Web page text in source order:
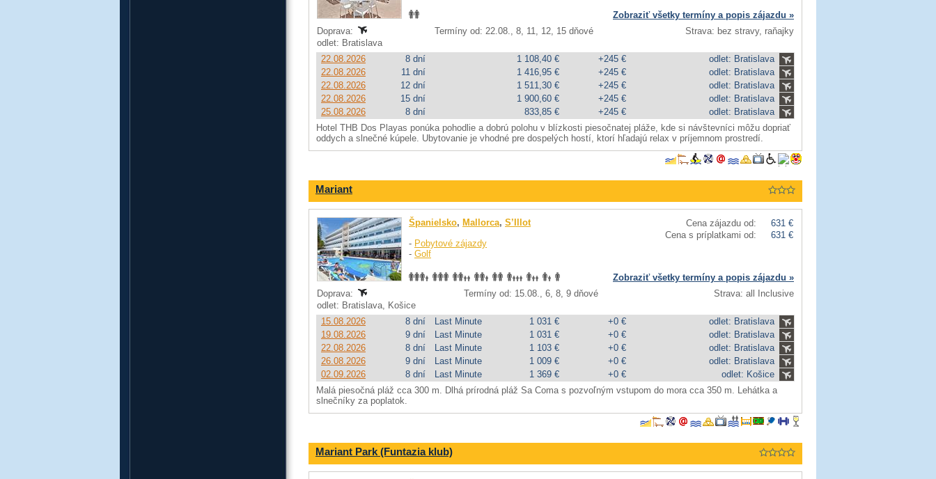
Zobraziť všetky termíny a popis zájazdu »
Doprava:
Termíny od: 22.08., 8, 11, 12, 15 dňové
Strava: bez stravy, raňajky
odlet: Bratislava
22.08.2026
8 dní 1 108,40 € +245 €
odlet: Bratislava
22.08.2026
11 dní 1 416,95 € +245 €
odlet: Bratislava
22.08.2026
12 dní 1 511,30 € +245 €
odlet: Bratislava
22.08.2026
15 dní 1 900,60 € +245 €
odlet: Bratislava
25.08.2026
8 dní 833,85 € +245 €
odlet: Bratislava
Hotel THB Dos Playas ponúka pohodlie a dobrú polohu v blízkosti piesočnatej pláže, kde si návštevníci môžu dopriať
oddych a slnečné kúpele. Ubytovanie je vhodné pre dospelých hostí, ktorí hľadajú relax v príjemnom prostredí.
Mariant
Cena zájazdu od:
631 €
Cena s príplatkami od:
631 €
Španielsko, Mallorca, S’Illot
- Pobytové zájazdy
- Golf
Zobraziť všetky termíny a popis zájazdu »
Doprava:
Termíny od: 15.08., 6, 8, 9 dňové
Strava: all Inclusive
odlet: Bratislava, Košice
15.08.2026
8 dní Last Minute 1 031 € +0 €
odlet: Bratislava
19.08.2026
9 dní Last Minute 1 031 € +0 €
odlet: Bratislava
22.08.2026
8 dní Last Minute 1 103 € +0 €
odlet: Bratislava
26.08.2026
9 dní Last Minute 1 009 € +0 €
odlet: Bratislava
02.09.2026
8 dní Last Minute 1 369 € +0 €
odlet: Košice
Malá piesočná pláž cca 300 m. Dlhá prírodná pláž Sa Coma s pozvoľným vstupom do mora cca 350 m. Lehátka a
slnečníky za poplatok.
Mariant Park (Funtazia klub)